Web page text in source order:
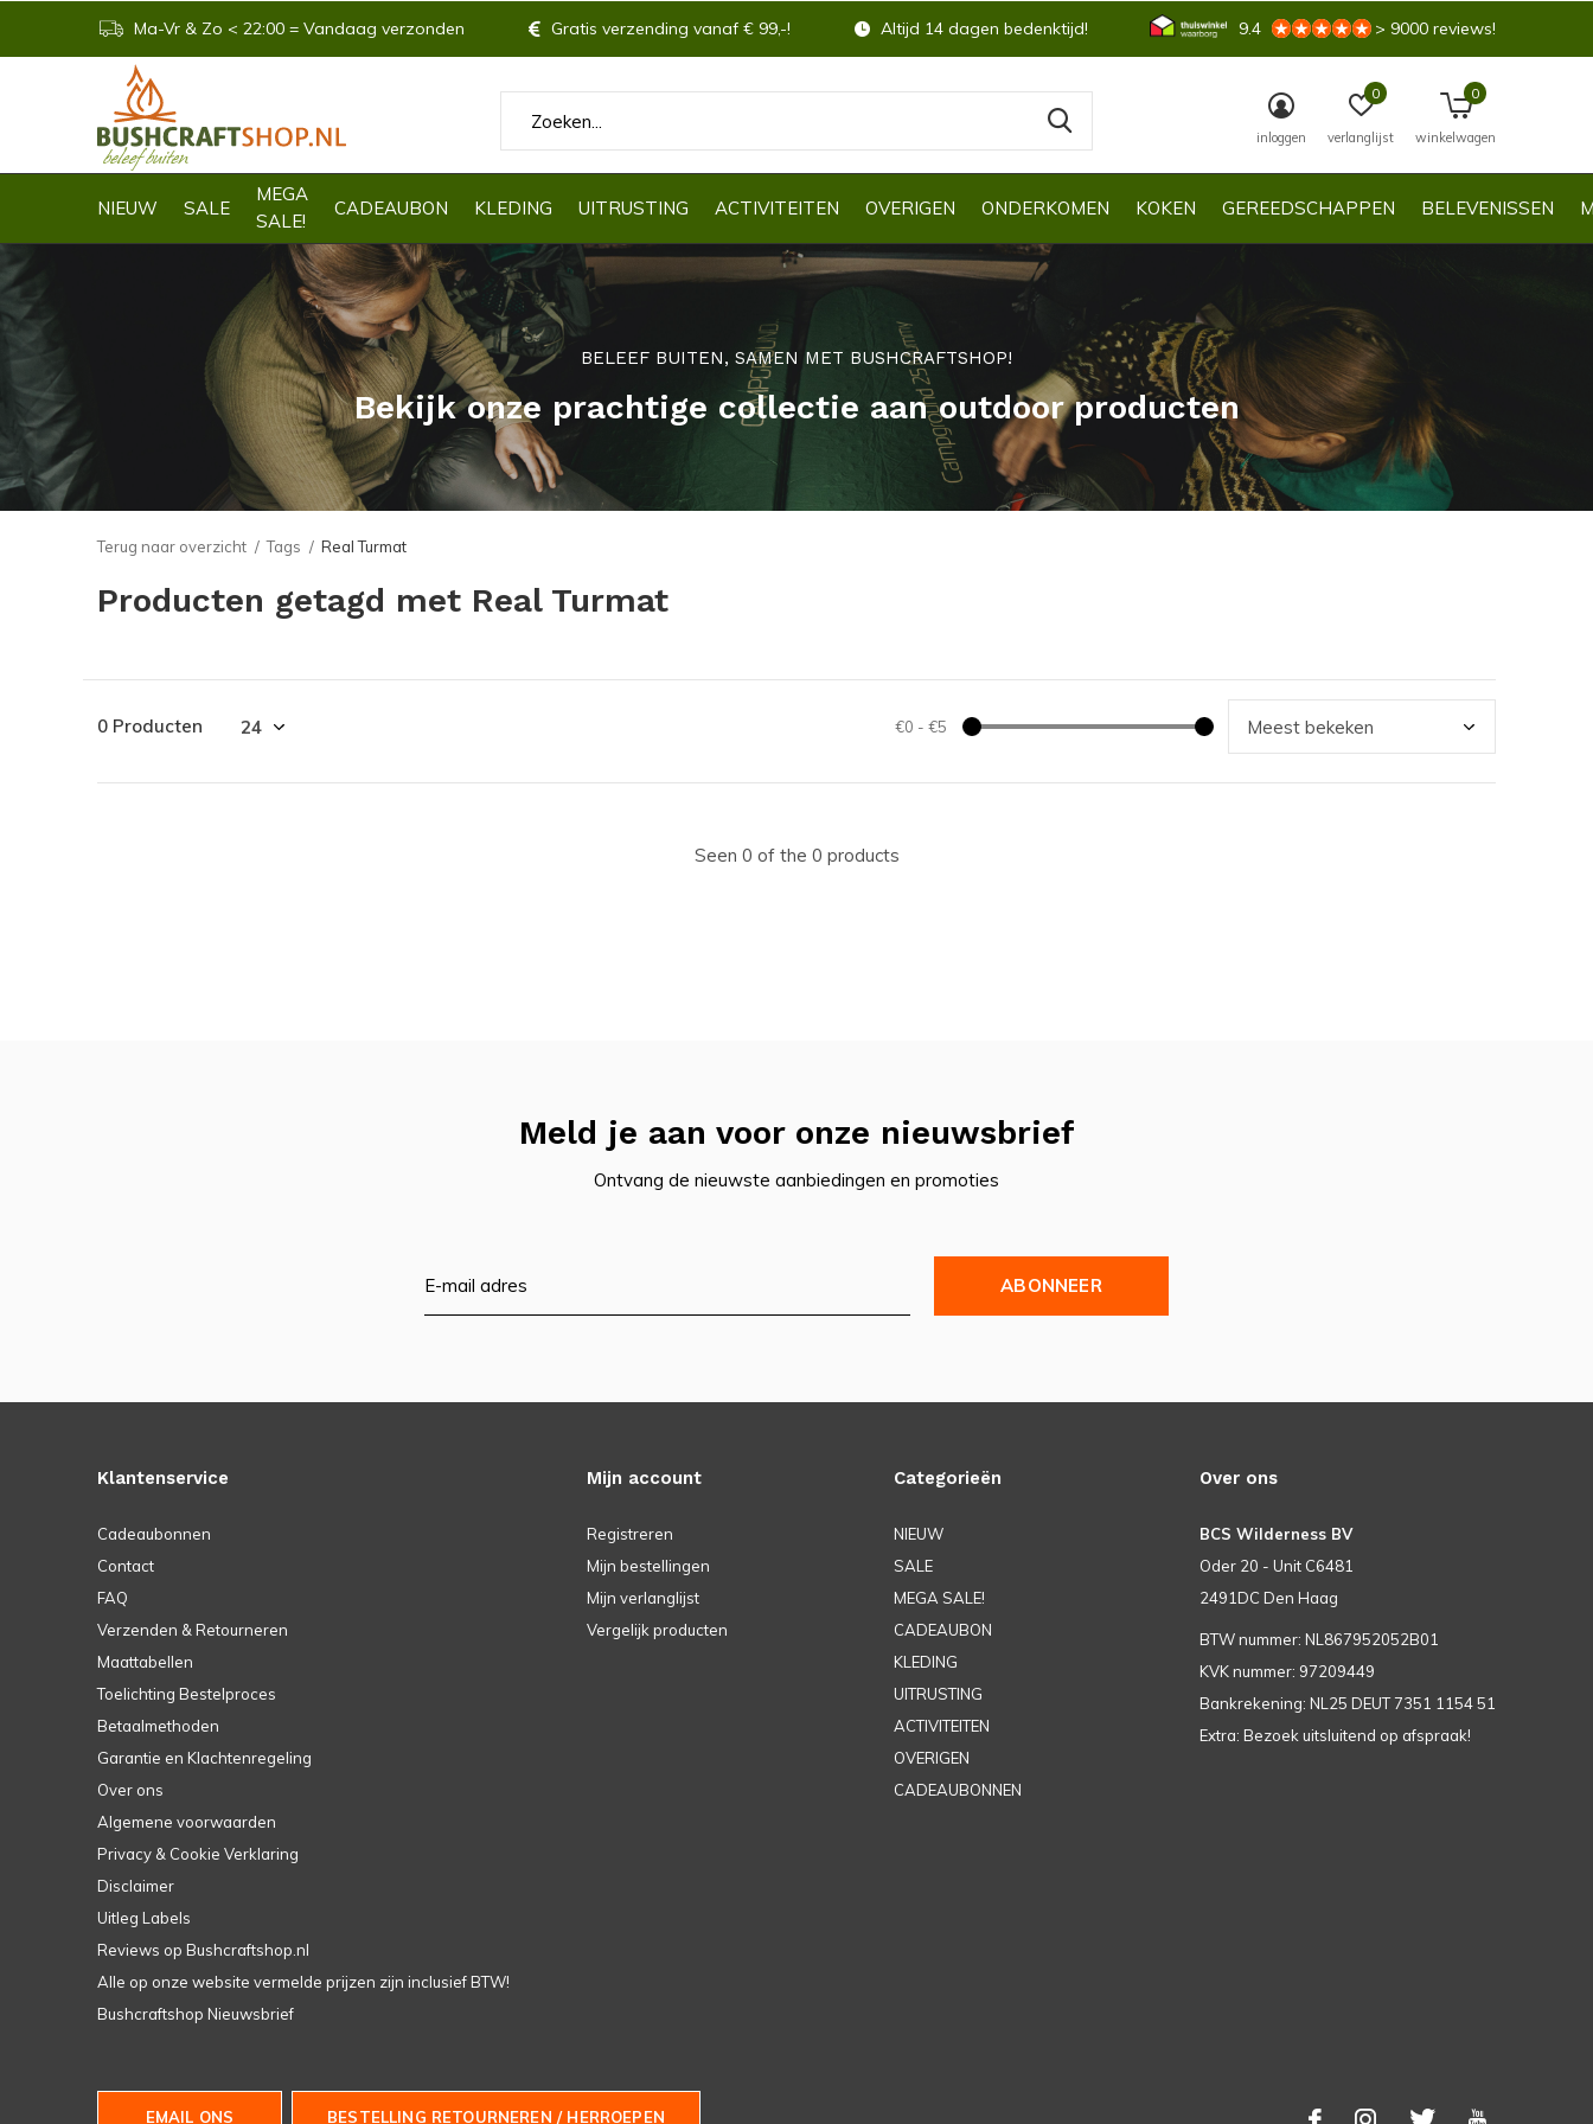
NIEUW SALE
MEGA
SALE!
CADEAUBON KLEDING UITRUSTING ACTIVITEITEN OVERIGEN ONDERKOMEN KOKEN GEREEDSCHAPPEN BELEVENISSEN
inloggen verlanglijst
0
winkelwagen
0
Ma-Vr & Zo < 22:00 = Vandaag verzonden Gratis verzending vanaf € 99,-! Altijd 14 dagen bedenktijd! 9.4 > 9000 reviews!
BELEEF BUITEN, SAMEN MET BUSHCRAFTSHOP!
Bekijk onze prachtige collectie aan outdoor producten
Terug naar overzicht Tags Real Turmat
Producten getagd met Real Turmat
0 Producten €0 - €5
Seen 0 of the 0 products
Meld je aan voor onze nieuwsbrief
Ontvang de nieuwste aanbiedingen en promoties
ABONNEER
Klantenservice
Cadeaubonnen
Contact
FAQ
Verzenden & Retourneren
Maattabellen
Toelichting Bestelproces
Betaalmethoden
Garantie en Klachtenregeling
Over ons
Algemene voorwaarden
Privacy & Cookie Verklaring
Disclaimer
Uitleg Labels
Reviews op Bushcraftshop.nl
Alle op onze website vermelde prijzen zijn inclusief BTW!
Bushcraftshop Nieuwsbrief
Mijn account
Registreren
Mijn bestellingen
Mijn verlanglijst
Vergelijk producten
Categorieën
NIEUW
SALE
MEGA SALE!
CADEAUBON
KLEDING
UITRUSTING
ACTIVITEITEN
OVERIGEN
CADEAUBONNEN
Over ons
BCS Wilderness BV
Oder 20 - Unit C6481
2491DC Den Haag
BTW nummer: NL867952052B01
KVK nummer: 97209449
Bankrekening: NL25 DEUT 7351 1154 51
Extra: Bezoek uitsluitend op afspraak!
EMAIL ONS BESTELLING RETOURNEREN / HERROEPEN